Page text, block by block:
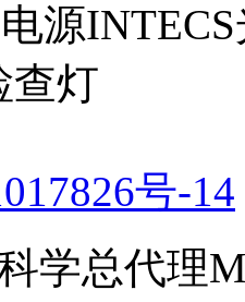
电源
查灯
号-14
学总代理